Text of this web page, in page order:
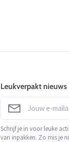
Leukverpakt nieuws
Schrijf je in voor leuke
van inpakken. Zo mis je